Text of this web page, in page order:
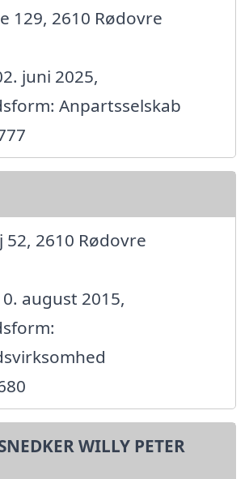
129, 2610 Rødovre
juni 2025,
Anpartsselskab
52, 2610 Rødovre
august 2015,
WILLY PETER